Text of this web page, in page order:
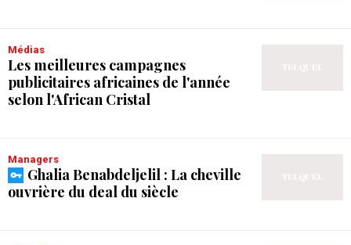
Médias
Les meilleures campagnes
publicitaires africaines de l'année
selon l'African Cristal
Managers
Ghalia Benabdeljelil : La cheville
ouvrière du deal du siècle